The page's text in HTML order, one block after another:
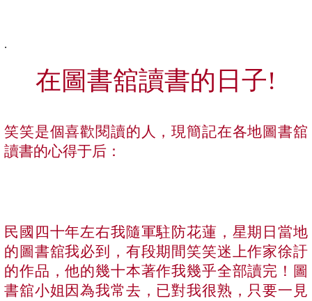
.
在圖書舘讀書的日子!
笑笑是個喜歡閱讀的人，現簡記在各地圖書舘
讀書的心得于后：
民國四十年左右我隨軍駐防花蓮，星期日當地
的圖書舘我必到，有段期間笑笑迷上作家徐訏
的作品，他的幾十本著作我幾乎全部讀完！圖
書舘小姐因為我常去，已對我很熟，只要一見